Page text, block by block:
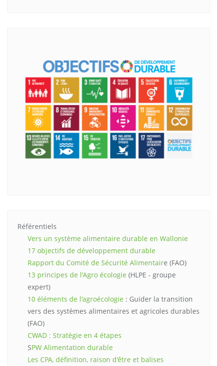
Référentiels
Vers un système alimentaire durable en Wallonie
17 objectifs de développement durable
Rapport du Comité de Sécurité Alimentaire (FAO)
13 principes de l'Agro écologie (HLPE - groupe
expert)
10 éléments de l'agroécologie : Guider la transition
vers des systèmes alimentaires et agricoles durables
(FAO)
CWAD : Stratégie en 4 étapes
SPW Alimentation durable
Les CPA, définition, raison d'être et balises